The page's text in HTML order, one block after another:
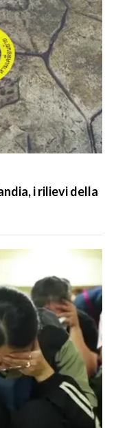
i rilievi della